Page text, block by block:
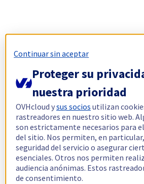
Continuar sin aceptar
Proteger su
nuestra prioridad
OVHcloud ysus socios utilizan
rastreadores en nuestro sitio web.
son estrictamente necesarios para
del sitio. Nos permiten, en
seguridad del servicio o asegurar
esenciales. Otros nos permiten
audiencia anónimas. Estos
de consentimiento.